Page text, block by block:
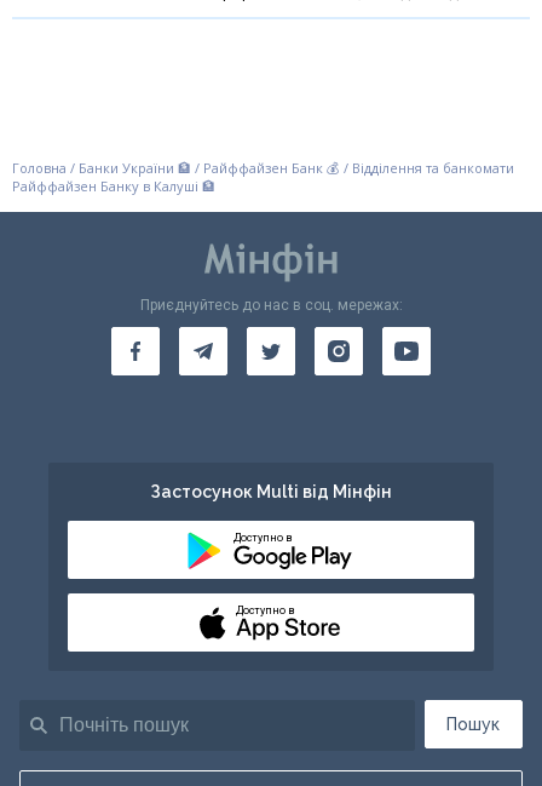
Головна / Банки України 🏦 / Райффайзен Банк 💰 / Відділення та банкомати
Райффайзен Банку в Калуші 🏦
Пошук
Приєднуйтесь до нас в соц. мережах:
Застосунок Multi від Мінфін
Доступно в
Доступно в